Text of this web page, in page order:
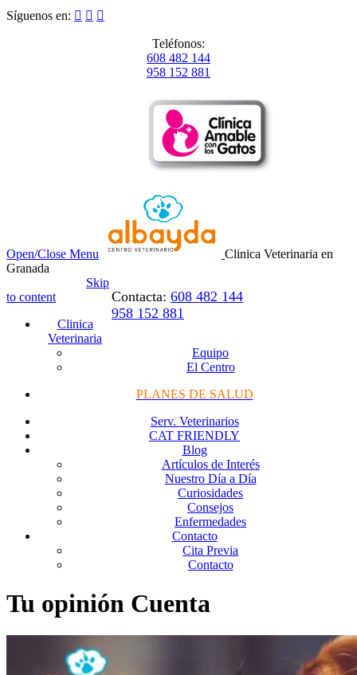
Síguenos en:   
Teléfonos:
608 482 144
958 152 881
Open/Close Menu
Clinica Veterinaria en
Granada
Contacta: 608 482 144
958 152 881
Skip
to content
Clinica
Veterinaria
Equipo
El Centro
PLANES DE SALUD
Serv. Veterinarios
CAT FRIENDLY
Blog
Artículos de Interés
Nuestro Día a Día
Curiosidades
Consejos
Enfermedades
Contacto
Cita Previa
Contacto
Tu opinión Cuenta